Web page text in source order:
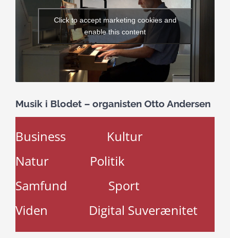
Image
Click to accept marketing cookies and
enable this content
Musik i Blodet – organisten Otto Andersen
Business
Kultur
Natur
Politik
Samfund
Sport
Viden
Digital Suverænitet